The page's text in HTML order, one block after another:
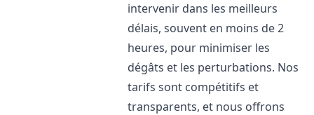
intervenir dans les meilleurs
délais, souvent en moins de 2
heures, pour minimiser les
dégâts et les perturbations. Nos
tarifs sont compétitifs et
transparents, et nous offrons